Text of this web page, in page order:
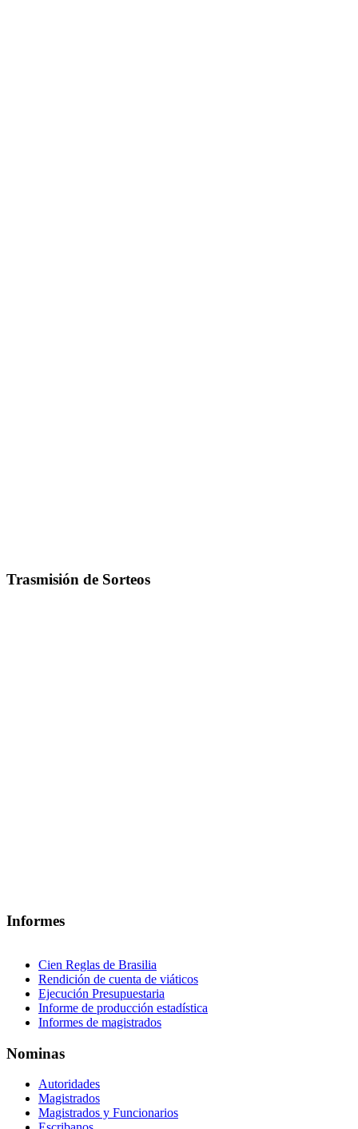
Trasmisión de Sorteos
Informes
Cien Reglas de Brasilia
Rendición de cuenta de viáticos
Ejecución Presupuestaria
Informe de producción estadística
Informes de magistrados
Nominas
Autoridades
Magistrados
Magistrados y Funcionarios